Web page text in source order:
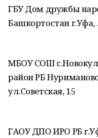
ГБУ Дом дружбы
Башкортостан г.Уфа,
МБОУ СОШ
район РБ
ул.Советская, 15
ГАОУ ДПО ИРО РБ